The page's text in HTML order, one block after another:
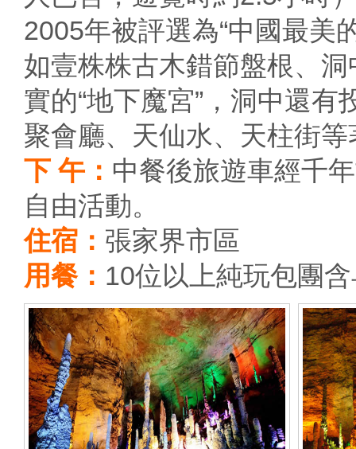
2005年被評選為“中國最美
如壹株株古木錯節盤根、
實的“地下魔宮”，洞中還
聚會廳、天仙水、天柱街
下 午： 中餐後旅遊車經千
自由活動。
住宿： 張家界市區
用餐： 10位以上純玩包團